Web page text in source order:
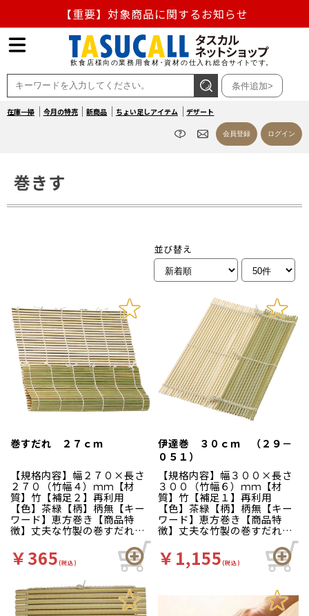
【重要】対象商品に関するお知らせ
【重要】熊本地震の影響による商品出荷停止のお知らせ
熊本県熊本地方を震源とする地震の影響によるお荷物のお
届け遅延について
条件追加>
在庫一掃 今月の特売 新商品 ちょい足しアイテム デザート
会員登録 ログイン
巻きす
並び替え
巻すだれ ２７ｃｍ
【規格内容】幅２７０×長さ
２７０（竹幅４）ｍｍ【材
質】竹【補足２】再利用
【色】茶緑【柄】柄無【キー
ワード】恵方巻き【商品特
徴】丈夫な竹製の巻すだれで
途に合わせてサイズをお選び
ください。竹幅：約４ｍｍ
※手作りのため、寸法には多
少の誤差がありますのでご了
承ください。
￥365(税込)
伊達巻 ３０ｃｍ （２９－
０５１）
【規格内容】幅３００×長さ
３００（竹幅６）ｍｍ【材
質】竹【補足１】再利用
【色】茶緑【柄】柄無【キー
ワード】恵方巻き【商品特
徴】丈夫な竹製の巻すだれで
途に合わせてサイズをお選び
ください。竹幅：約６ｍｍ
（接地面：楕円） ※無くな
作りのため、寸法には多少の
誤差がありますのでご了承く
￥1,155(税込)